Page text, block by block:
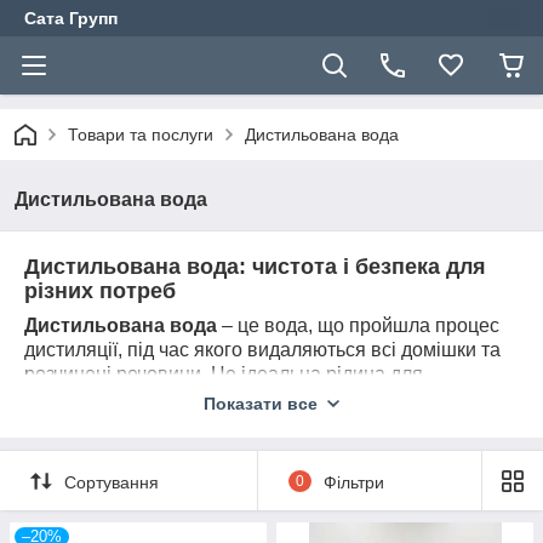
Сата Групп
Товари та послуги Дистильована вода
Дистильована вода
Дистильована вода: чистота і безпека для
різних потреб
Дистильована вода – це вода, що пройшла процес
дистиляції, під час якого видаляються всі домішки та
розчинені речовини. Це ідеальна рідина для
застосування в найрізноманітніших сферах, де
сторонніх домішок. Дистильована вода має унікальні
властивості, які роблять її незамінною в лабораторіях,
медичних закладах, а також для використання в
побутових і промислових пристроях.
Показати все
Сортування 0 Фільтри
–20%